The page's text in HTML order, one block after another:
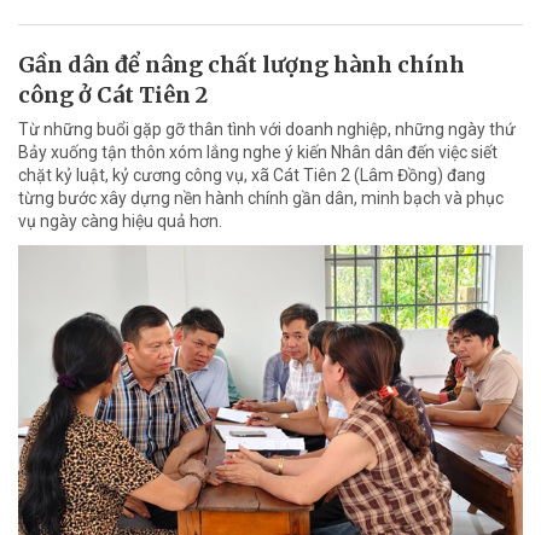
Gần dân để nâng chất lượng hành chính
công ở Cát Tiên 2
Từ những buổi gặp gỡ thân tình với doanh nghiệp, những ngày thứ
Bảy xuống tận thôn xóm lắng nghe ý kiến Nhân dân đến việc siết
chặt kỷ luật, kỷ cương công vụ, xã Cát Tiên 2 (Lâm Đồng) đang
từng bước xây dựng nền hành chính gần dân, minh bạch và phục
vụ ngày càng hiệu quả hơn.